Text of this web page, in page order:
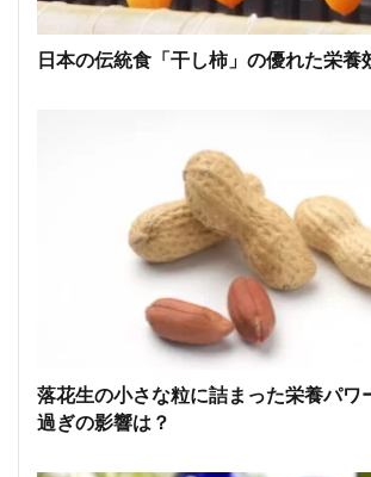
日本の伝統食「干し柿」の優れた栄養
落花生の小さな粒に詰まった栄養パワ
過ぎの影響は？